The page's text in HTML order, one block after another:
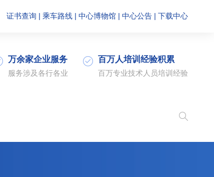
证书查询 | 乘车路线 | 中心博物馆 | 中心公告 | 下载中心
万余家企业服务
服务涉及各行各业
百万人培训经验积累
百万专业技术人员培训经验